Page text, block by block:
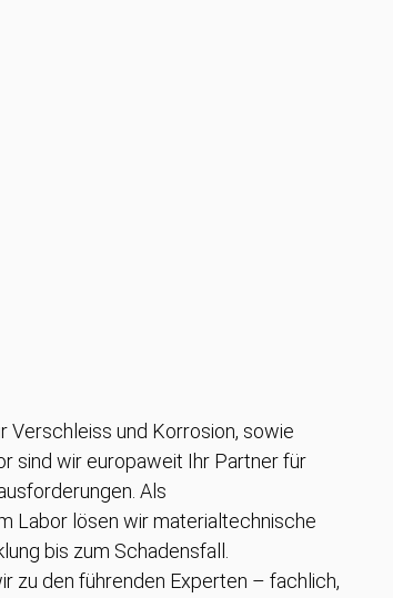
und Korrosion, sowie
sind wir europaweit Ihr Partner für
Als
Labor lösen wir materialtechnische
bis zum Schadensfall.
zu den führenden Experten – fachlich,